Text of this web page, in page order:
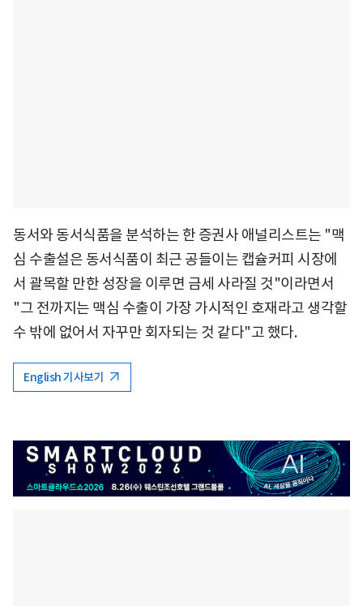
동서와 동서식품을 분석하는 한 증권사 애널리스트는 "맥
심 수출설은 동서식품이 최근 공들이는 캡슐커피 시장에
서 괄목할 만한 성장을 이루면 금세 사라질 것"이라면서
"그 전까지는 맥심 수출이 가장 가시적인 호재라고 생각할
수 밖에 없어서 자꾸만 회자되는 것 같다"고 했다.
English 기사보기